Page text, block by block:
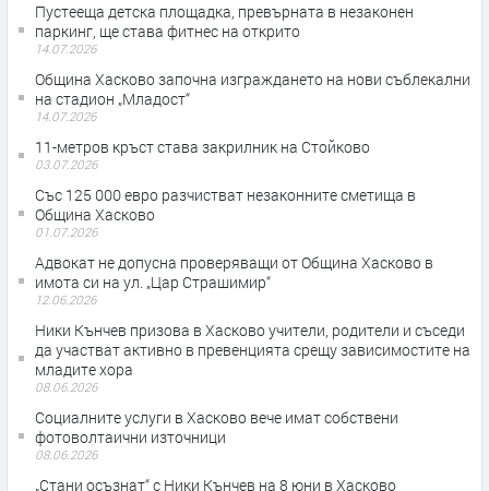
Пустееща детска площадка, превърната в незаконен
паркинг, ще става фитнес на открито
14.07.2026
Община Хасково започна изграждането на нови съблекални
на стадион „Младост“
14.07.2026
11-метров кръст става закрилник на Стойково
03.07.2026
Със 125 000 евро разчистват незаконните сметища в
Община Хасково
01.07.2026
Адвокат не допусна проверяващи от Община Хасково в
имота си на ул. „Цар Страшимир“
12.06.2026
Ники Кънчев призова в Хасково учители, родители и съседи
да участват активно в превенцията срещу зависимостите на
младите хора
08.06.2026
Социалните услуги в Хасково вече имат собствени
фотоволтаични източници
08.06.2026
„Стани осъзнат“ с Ники Кънчев на 8 юни в Хасково